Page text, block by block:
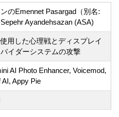
のEmennet Pasargad（別名:
Ayandehsazan (ASA)
用した心理戦とディスプレイ
イダーシステムの攻撃
AI Photo Enhancer, Voicemod,
AI, Appy Pie